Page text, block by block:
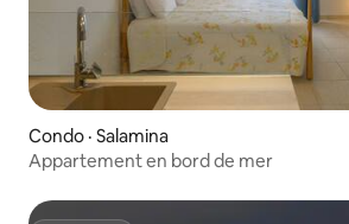
Condo · Salamina
Appartement en bord de mer